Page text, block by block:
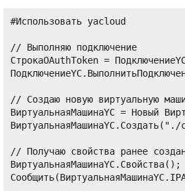
#Использовать yacloud
// Выполняю подключение
СтрокаOAuthToken =
// Создаю новую виртуальную
ВиртуальнаяМашинаYC = Новый
// Получаю свойства ранее
ВиртуальнаяМашинаYC.Свойства();